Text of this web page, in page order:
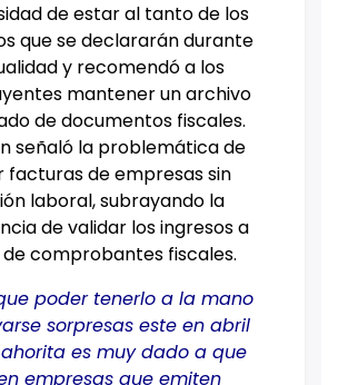
de estar al tanto de los
que se declararán durante
y recomendó a los
mantener un archivo
de documentos fiscales.
señaló la problemática de
facturas de empresas sin
laboral, subrayando la
de validar los ingresos a
comprobantes fiscales.
poder tenerlo a la mano
sorpresas este en abril
es muy dado a que
empresas que emiten